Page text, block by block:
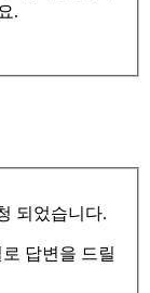
.
되었습니다.
답변을 드릴